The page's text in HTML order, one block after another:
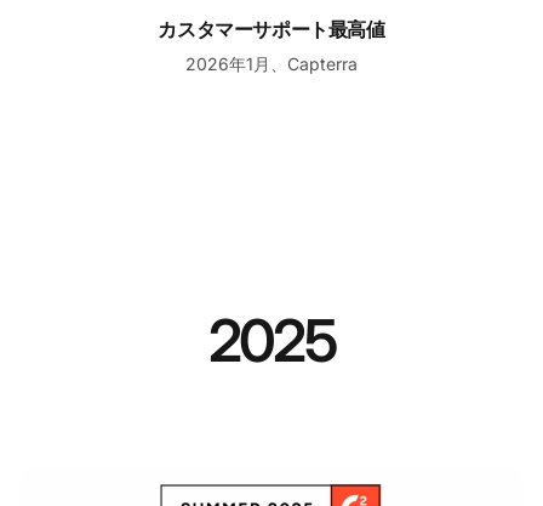
カスタマーサポート最高値
2026年1月、Capterra
2025
ソーシャルカスタマーサービスにおける最高のROI推定値